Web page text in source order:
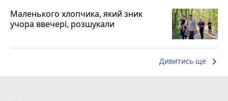
Маленького хлопчика, який зник
учора ввечері, розшукали
Дивитись ще keyboard_arrow_right